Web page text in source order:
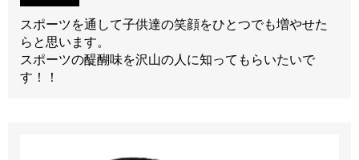
スポーツを通して子供達の笑顔をひとつでも増やせた
らと思います。
スポーツの醍醐味を沢山の人に知ってもらいたいで
す！！